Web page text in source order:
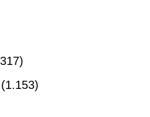
(1.153)